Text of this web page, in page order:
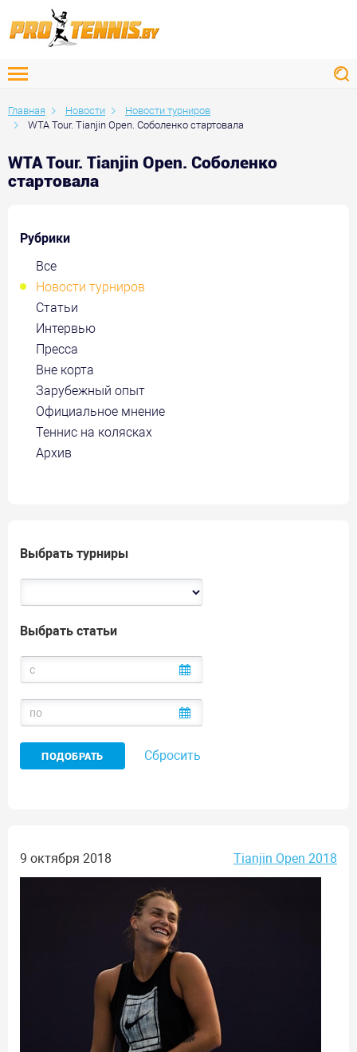
Главная Новости
Новости турниров
WTA Tour. Tianjin Open. Соболенко стартовала
WTA Tour. Tianjin Open. Соболенко
стартовала
Рубрики
Все
Новости турниров
Статьи
Интервью
Пресса
Вне корта
Зарубежный опыт
Официальное мнение
Теннис на колясках
Архив
Выбрать турниры
Выбрать статьи
Сбросить
9 октября 2018 Tianjin Open 2018